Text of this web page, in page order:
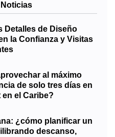
Detalles de Diseño
la Confianza y Visitas
al máximo
de solo tres días en
el Caribe?
¿cómo planificar un
descanso,